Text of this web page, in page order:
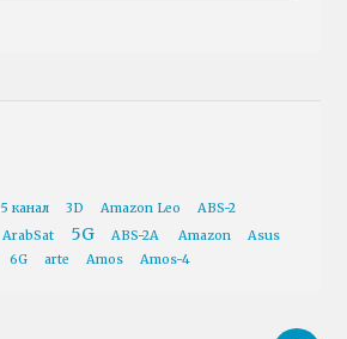
5 канал 3D Amazon Leo
ABS-2
ArabSat 5G ABS-2A Amazon
Asus
6G arte Amos Amos-4